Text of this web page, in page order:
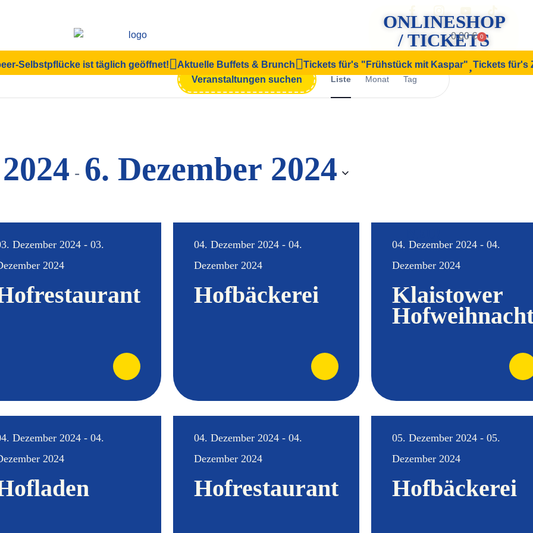
0.00€ 0
ONLINESHOP
/ TICKETS
Selbstpflücke ist täglich geöffnet! Aktuelle Buffets & Brunch Tickets für's "Frühstück mit Kaspar" Tickets für's
Veranstaltungen suchen
Veranstaltung
Ansichten-
Liste Monat Tag
- 6. Dezember 2024
Dezember 2024 - 03.
2024
04. Dezember 2024 - 04.
Dezember 2024
Hofbäckerei
04. Dezember 2024 - 04.
Dezember 2024
Klaistower
Dezember 2024 - 04.
2024
04. Dezember 2024 - 04.
Dezember 2024
Hofrestaurant
05. Dezember 2024 - 05.
Dezember 2024
Hofbäckerei